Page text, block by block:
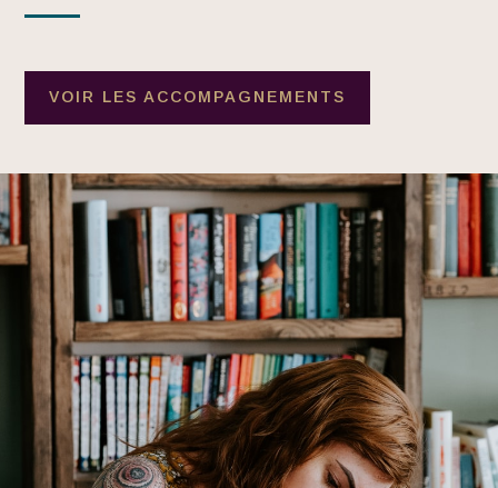
VOIR LES ACCOMPAGNEMENTS